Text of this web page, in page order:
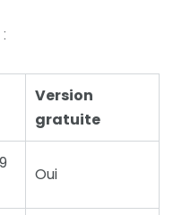
Version
gratuite
Oui